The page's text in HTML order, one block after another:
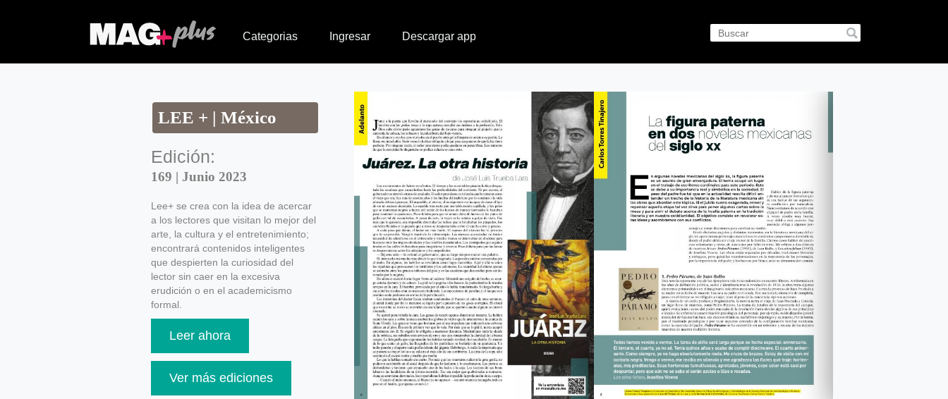
Categorias Ingresar Descargar app
LEE + | México
Edición:
169 | Junio 2023
Lee+ se crea con la idea de acercar
a los lectores que visitan lo mejor del
arte, la cultura y el entretenimiento;
encontrará contenidos inteligentes
que despierten la curiosidad del
lector sin caer en la excesiva
erudición o en el academicismo
formal.
Leer ahora
Ver más ediciones